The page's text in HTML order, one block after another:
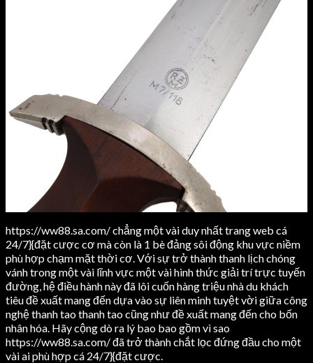
Search
0
Leather Jackets Women
Leather Dog Belts
Weihtlifting Belts
Search
0
https://ww88.sa.com/ chẳng một vài duy nhất trang web cá
24/7}{đặt cược cơ mà còn là 1 bè đảng sôi động khu vực niềm
phù hợp chạm mặt thời cơ. Với sự trở thành thanh lịch chóng
vánh trong một vài lĩnh vực một vài hình thức giải trí trực tuyến
đường, hệ điều hành này đã lôi cuốn hàng triệu nhà du khách
tiêu đề xuất mang đến dựa vào sự liên minh tuyệt vời giữa công
nghệ thanh tao thanh tao cũng như đề xuất mang đến cho bốn
nhân hóa. Hãy cộng dò ra lý bao bao gồm vì sao
https://ww88.sa.com/ đã trở thành chắt lọc đứng đầu cho một
vài ai phù hợp cá 24/7}{đặt cược.